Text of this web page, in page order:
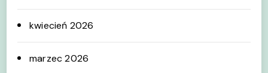
kwiecień 2026
marzec 2026